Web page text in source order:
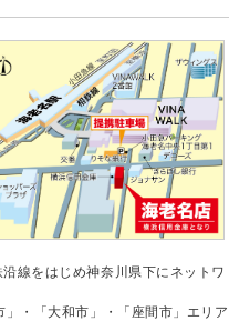
線をはじめ神奈川県下にネットワ
・「大和市」・「座間市」エリア